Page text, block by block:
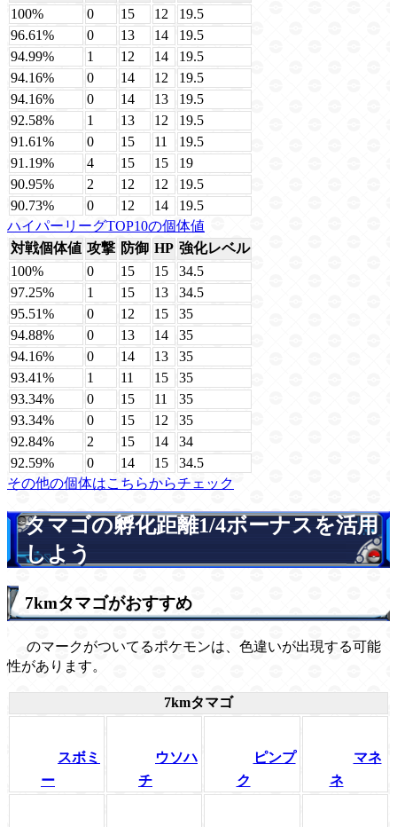
100%
0 15 12
19.5
96.61%
0 13 14
19.5
94.99%
1 12 14
19.5
94.16%
0 14 12
19.5
94.16%
0 14 13
19.5
92.58%
1 13 12
19.5
91.61%
0 15 11
19.5
91.19%
4 15 15
19
90.95%
2 12 12
19.5
90.73%
0 12 14
19.5
ハイパーリーグTOP10の個体値
対戦個体値 攻撃 防御 HP 強化レベル
100%
0 15 15
34.5
97.25%
1 15 13
34.5
95.51%
0 12 15
35
94.88%
0 13 14
35
94.16%
0 14 13
35
93.41%
1 11 15
35
93.34%
0 15 11
35
93.34%
0 15 12
35
92.84%
2 15 14
34
92.59%
0 14 15
34.5
その他の個体はこちらからチェック
タマゴの孵化距離1/4ボーナスを活用
しよう
7kmタマゴがおすすめ
のマークがついてるポケモンは、色違いが出現する可能
性があります。
7kmタマゴ
スボミ
ー
ウソハ
チ
ピンプ
ク
マネ
ネ